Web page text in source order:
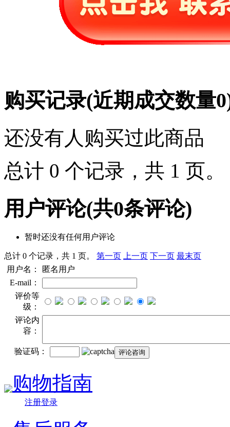
购买记录(近期成交数量0
还没有人购买过此商品
总计 0 个记录，共 1 页。
用户评论(共0条评论)
暂时还没有任何用户评论
总计 0 个记录，共 1 页。 第一页 上一页 下一页 最末页
用户名：
匿名用户
E-mail：
评价等
级：
评论内
容：
验证码：
购物指南
注册登录